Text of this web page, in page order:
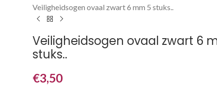
Veiligheidsogen ovaal zwart 6 mm 5 stuks..
Veiligheidsogen ovaal zwart 6
stuks..
€3,50